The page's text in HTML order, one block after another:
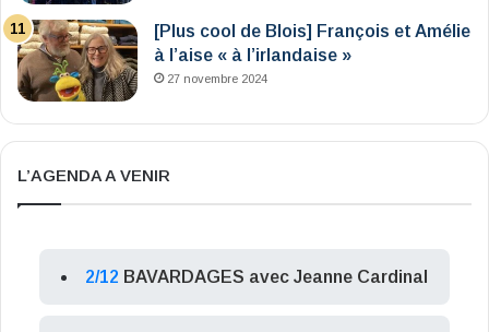
[Plus cool de Blois] François et Amélie
à l’aise « à l’irlandaise »
27 novembre 2024
L’AGENDA A VENIR
2/12 BAVARDAGES avec Jeanne Cardinal